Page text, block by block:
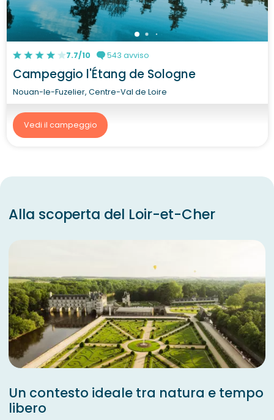
7.7/10 543 avviso
Campeggio l'Étang de Sologne
Nouan-le-Fuzelier, Centre-Val de Loire
Vedi il campeggio
Alla scoperta del Loir-et-Cher
Un contesto ideale tra natura e tempo
libero